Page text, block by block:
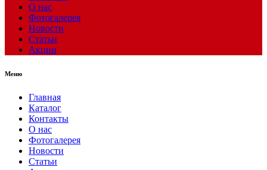
О нас
Фотогалерея
Новости
Статьи
Акции
Меню
Главная
Каталог
Контакты
О нас
Фотогалерея
Новости
Статьи